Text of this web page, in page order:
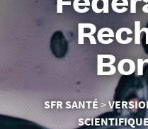
Vous
êtes
SFR SANTÉ